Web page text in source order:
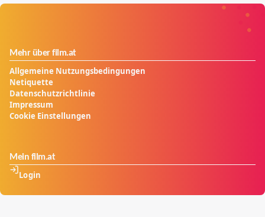
Mehr über film.at
Allgemeine Nutzungsbedingungen
Netiquette
Datenschutzrichtlinie
Impressum
Cookie Einstellungen
Mein film.at
Login